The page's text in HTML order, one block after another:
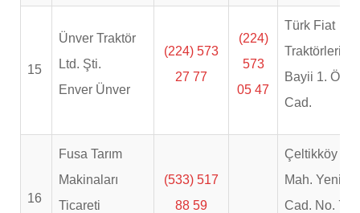
15
Ünver Traktör
Ltd. Şti.
Enver Ünver
(224) 573
27 77
(224)
573
05 47
Türk Fiat
Traktörleri
Bayii 1. Önal
Cad.
16
Fusa Tarım
Makinaları
Ticareti
(533) 517
88 59
Çeltikköy
Mah. Yeniyol
Cad. No. 76-